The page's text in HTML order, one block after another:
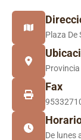
Plaza De
Fax
De lunes